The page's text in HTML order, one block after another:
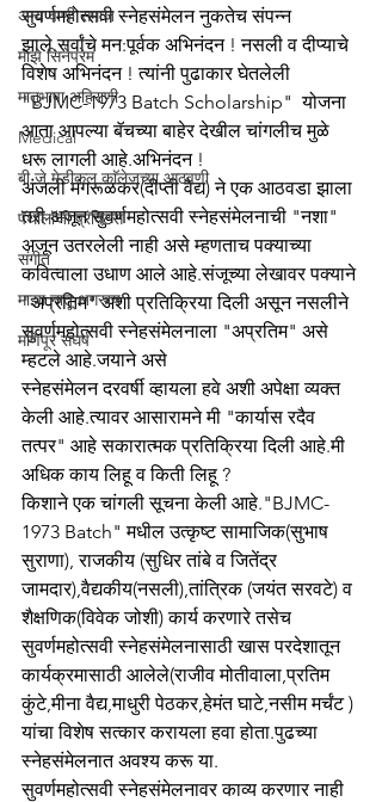
अन्य वाणी समाज
माझे सिनेप्रेम
मातृभाषा अहिराणी
Medical
बी.जे.मेडीकल काॅलेजच्या आठवणी
पॅथाॅलाॅजी प्रॅक्टिस
संगीत
माझा नातू अगस्त्य
मणिपूर संघर्ष
सुवर्णमहोत्सवी स्नेहसंमेलन नुकतेच संपन्न
झाले.सर्वांचे मन:पूर्वक अभिनंदन ! नसली व दीप्याचे
विशेष अभिनंदन ! त्यांनी पुढाकार घेतलेली
"BJMC-1973 Batch Scholarship"  योजना
आता आपल्या बॅचच्या बाहेर देखील चांगलीच मुळे
धरू लागली आहे.अभिनंदन !
अंजली मंगरूळकर(दीप्ती वैद्य) ने एक आठवडा झाला
तरी अजून सुवर्णमहोत्सवी स्नेहसंमेलनाची "नशा"
अजून उतरलेली नाही असे म्हणताच पक्याच्या
कवित्वाला उधाण आले आहे.संजूच्या लेखावर पक्याने
"अप्रतिम" अशी प्रतिक्रिया दिली असून नसलीने
सुवर्णमहोत्सवी स्नेहसंमेलनाला "अप्रतिम" असे
म्हटले आहे.जयाने असे
स्नेहसंमेलन दरवर्षी व्हायला हवे अशी अपेक्षा व्यक्त
केली आहे.त्यावर आसारामने मी "कार्यास रदैव
तत्पर" आहे सकारात्मक प्रतिक्रिया दिली आहे.मी
अधिक काय लिहू व किती लिहू ?
किशाने एक चांगली सूचना केली आहे."BJMC-
1973 Batch" मधील उत्कृष्ट सामाजिक(सुभाष
सुराणा), राजकीय (सुधिर तांबे व जितेंद्र
जामदार),वैद्यकीय(नसली),तांत्रिक (जयंत सरवटे) व
शैक्षणिक(विवेक जोशी) कार्य करणारे तसेच
सुवर्णमहोत्सवी स्नेहसंमेलनासाठी खास परदेशातून
कार्यक्रमासाठी आलेले(राजीव मोतीवाला,प्रतिम
कुंटे,मीना वैद्य,माधुरी पेठकर,हेमंत घाटे,नसीम मर्चंट )
यांचा विशेष सत्कार करायला हवा होता.पुढच्या
स्नेहसंमेलनात अवश्य करू या.
सुवर्णमहोत्सवी स्नेहसंमेलनावर काव्य करणार नाही